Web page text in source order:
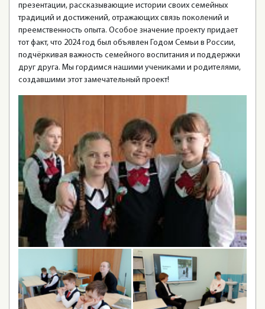
презентации, рассказывающие истории своих семейных
традиций и достижений, отражающих связь поколений и
преемственность опыта. Особое значение проекту придает
тот факт, что 2024 год был объявлен Годом Семьи в России,
подчёркивая важность семейного воспитания и поддержки
друг друга. Мы гордимся нашими учениками и родителями,
создавшими этот замечательный проект!